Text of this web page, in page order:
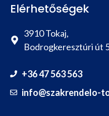
Elérhetőségek
3910 Tokaj,
Bodrogkeresztúri út
+36 47 563 563
info@szakrendelo-